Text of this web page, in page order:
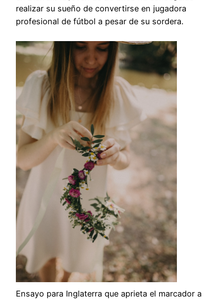
realizar su sueño de convertirse en jugadora
profesional de fútbol a pesar de su sordera.
Ensayo para Inglaterra que aprieta el marcador a